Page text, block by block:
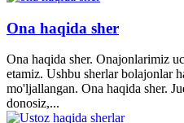
Ona haqida sher
Ona haqida sher. Onajonlarimiz
etamiz. Ushbu sherlar bolajonlar
mo'ljallangan. Ona haqida sher.
donosiz,...